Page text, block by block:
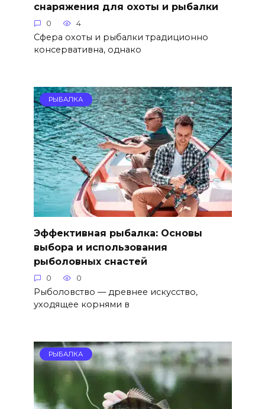
снаряжения для охоты и рыбалки
0 4
Сфера охоты и рыбалки традиционно
консервативна, однако
РЫБАЛКА
Эффективная рыбалка: Основы
выбора и использования
рыболовных снастей
0 0
Рыболовство — древнее искусство,
уходящее корнями в
РЫБАЛКА